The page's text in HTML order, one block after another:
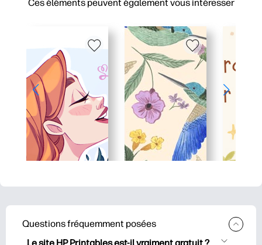
Ces éléments peuvent également vous intéresser
Questions fréquemment posées